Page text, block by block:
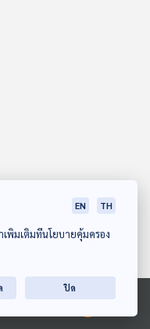
ศไทย
EN TH
เพิ่มเติมที่นโยบายคุ้มครอง
ปิด